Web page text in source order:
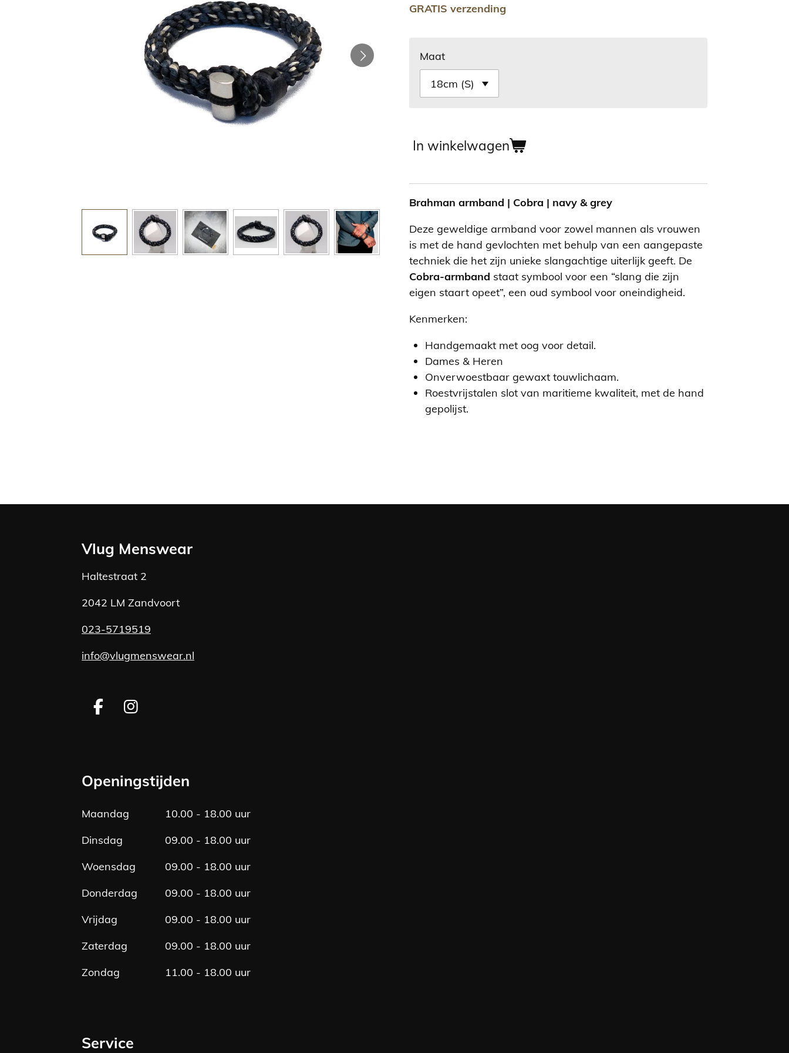
GRATIS verzending
Maat
In winkelwagen
Brahman armband | Cobra | navy & grey
Deze geweldige armband voor zowel mannen als vrouwen
is met de hand gevlochten met behulp van een aangepaste
techniek die het zijn unieke slangachtige uiterlijk geeft. De
Cobra-armband staat symbool voor een “slang die zijn
eigen staart opeet”, een oud symbool voor oneindigheid.
Kenmerken:
Handgemaakt met oog voor detail.
Dames & Heren
Onverwoestbaar gewaxt touwlichaam.
Roestvrijstalen slot van maritieme kwaliteit, met de hand
gepolijst.
Vlug Menswear
Haltestraat 2
2042 LM Zandvoort
023-5719519
info@vlugmenswear.nl
F
b
o
I
a
g
Openingstijden
Maandag
10.00 - 18.00 uur
Dinsdag
09.00 - 18.00 uur
Woensdag
09.00 - 18.00 uur
Donderdag
09.00 - 18.00 uur
Vrijdag
09.00 - 18.00 uur
Zaterdag
09.00 - 18.00 uur
Zondag
11.00 - 18.00 uur
Service